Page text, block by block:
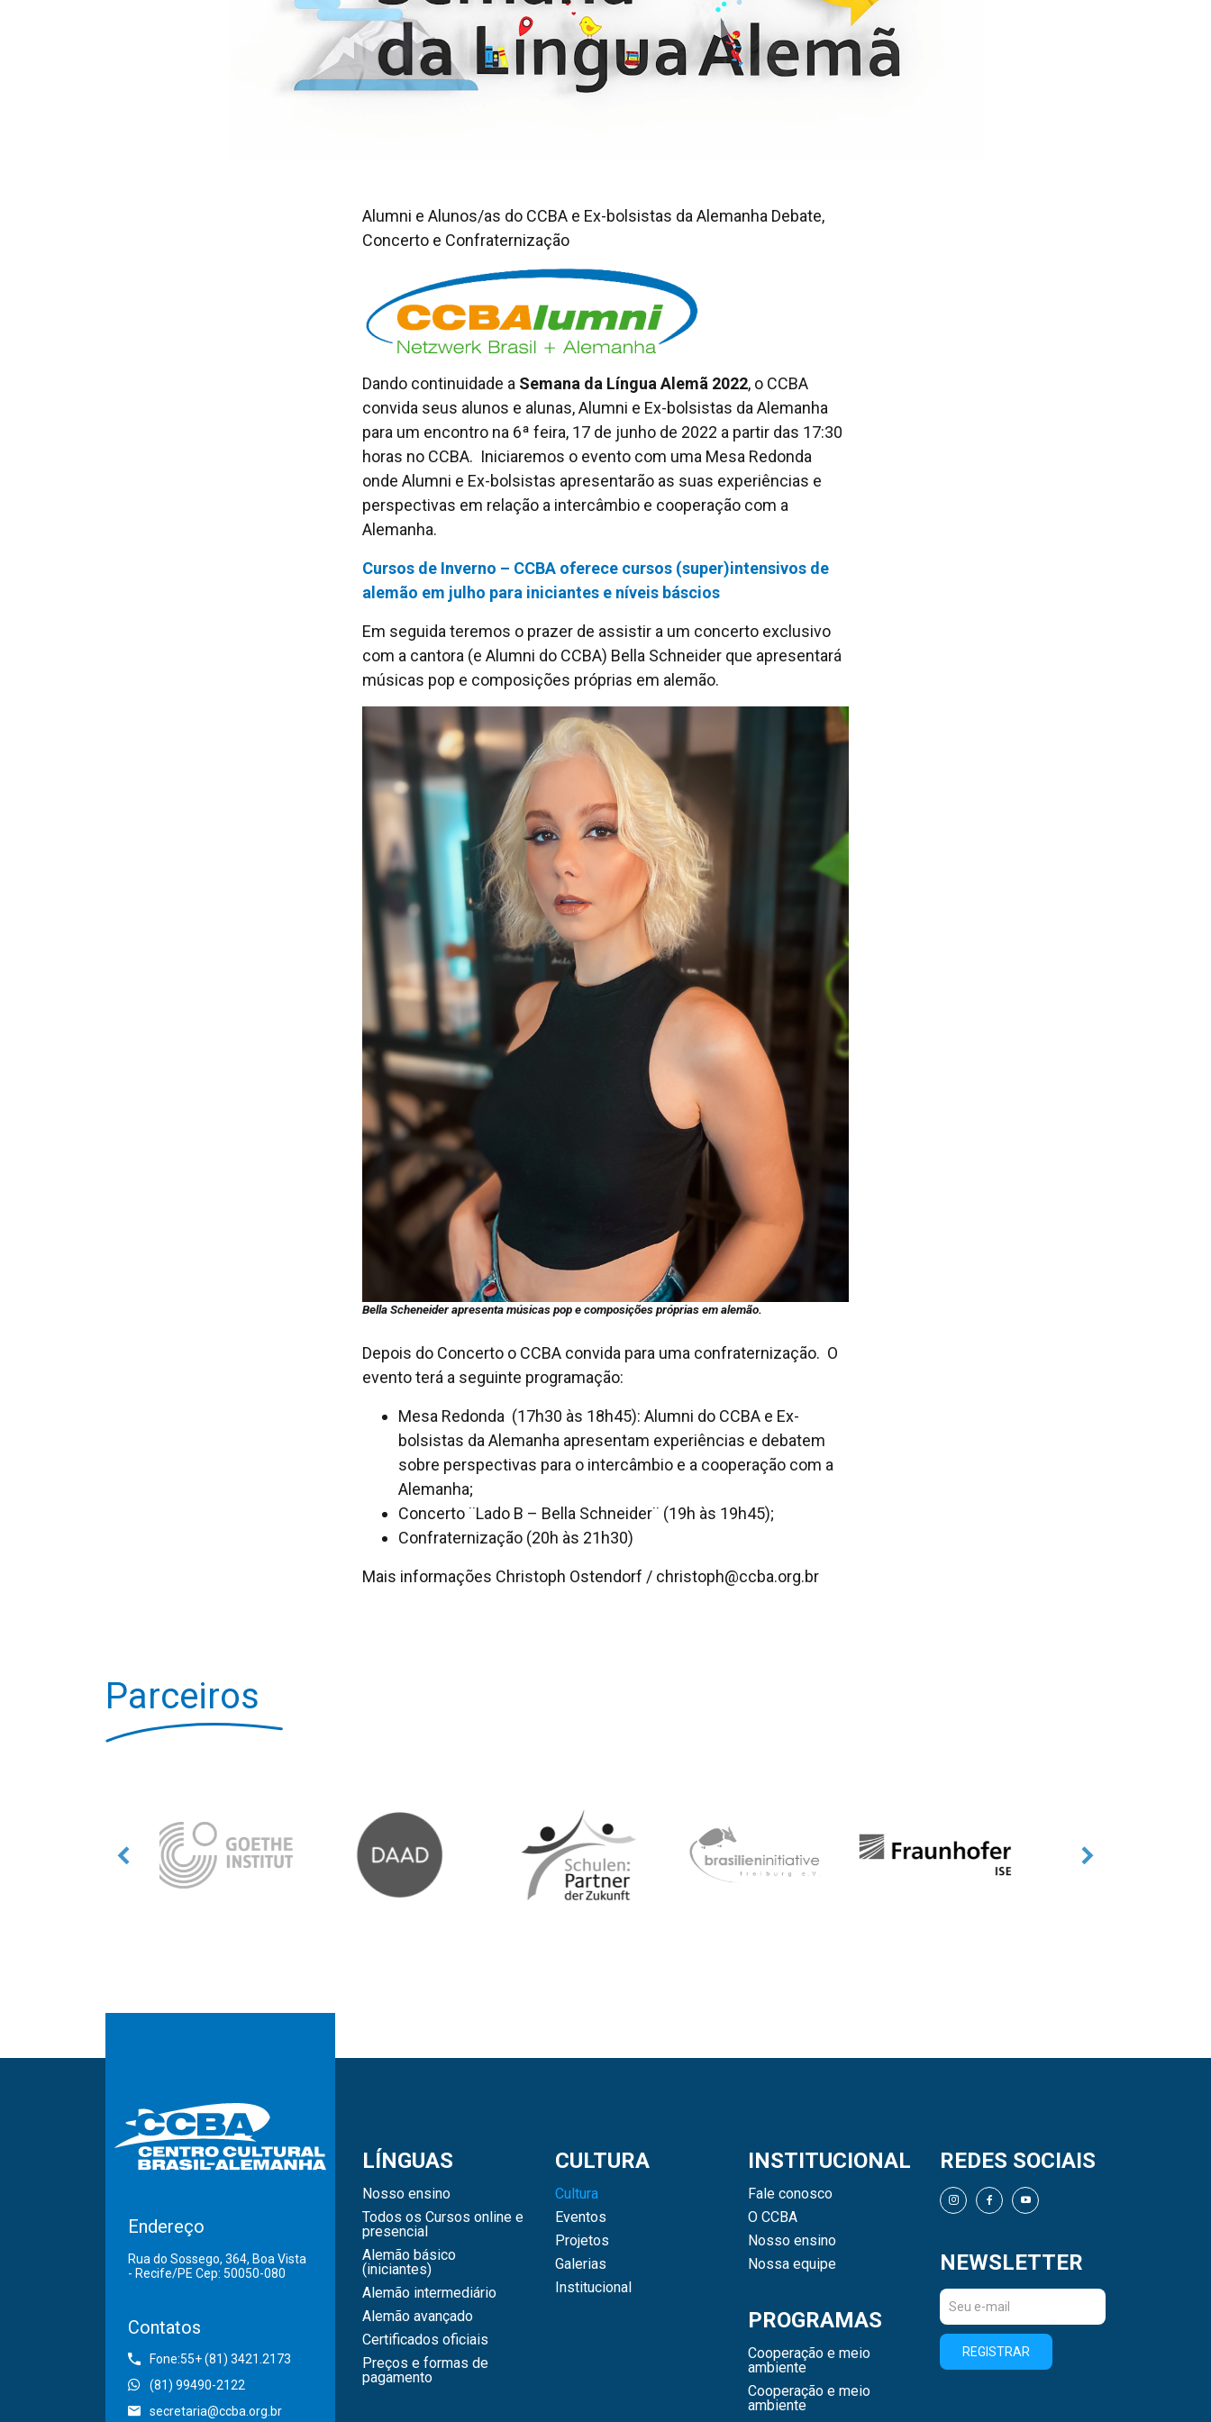
Alumni e Alunos/as do CCBA e Ex-bolsistas da Alemanha Debate,
Concerto e Confraternização
Dando continuidade a Semana da Língua Alemã 2022, o CCBA
convida seus alunos e alunas, Alumni e Ex-bolsistas da Alemanha
para um encontro na 6ª feira, 17 de junho de 2022 a partir das 17:30
horas no CCBA. Iniciaremos o evento com uma Mesa Redonda
onde Alumni e Ex-bolsistas apresentarão as suas experiências e
perspectivas em relação a intercâmbio e cooperação com a
Alemanha.
Cursos de Inverno – CCBA oferece cursos (super)intensivos de
alemão em julho para iniciantes e níveis báscios
Em seguida teremos o prazer de assistir a um concerto exclusivo
com a cantora (e Alumni do CCBA) Bella Schneider que apresentará
músicas pop e composições próprias em alemão.
Bella Scheneider apresenta músicas pop e composições próprias em alemão.
Depois do Concerto o CCBA convida para uma confraternização. O
evento terá a seguinte programação:
Mesa Redonda (17h30 às 18h45): Alumni do CCBA e Ex-
bolsistas da Alemanha apresentam experiências e debatem
sobre perspectivas para o intercâmbio e a cooperação com a
Alemanha;
Concerto ¨Lado B – Bella Schneider¨ (19h às 19h45);
Confraternização (20h às 21h30)
Mais informações Christoph Ostendorf / christoph@ccba.org.br
Parceiros
Endereço
Rua do Sossego, 364, Boa Vista
- Recife/PE Cep: 50050-080
Contatos
Fone:55+ (81) 3421.2173
(81) 99490-2122
secretaria@ccba.org.br
LÍNGUAS
Nosso ensino
Todos os Cursos online e
presencial
Alemão básico
(iniciantes)
Alemão intermediário
Alemão avançado
Certificados oficiais
Preços e formas de
pagamento
CULTURA
Cultura
Eventos
Projetos
Galerias
Institucional
INSTITUCIONAL
Fale conosco
O CCBA
Nosso ensino
Nossa equipe
PROGRAMAS
Cooperação e meio
ambiente
Cooperação e meio
ambiente
REDES SOCIAIS
NEWSLETTER
REGISTRAR